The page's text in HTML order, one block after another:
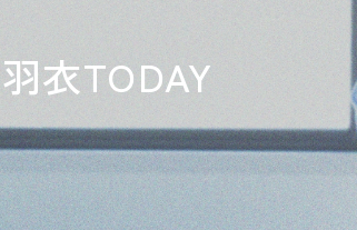
羽衣TODAY